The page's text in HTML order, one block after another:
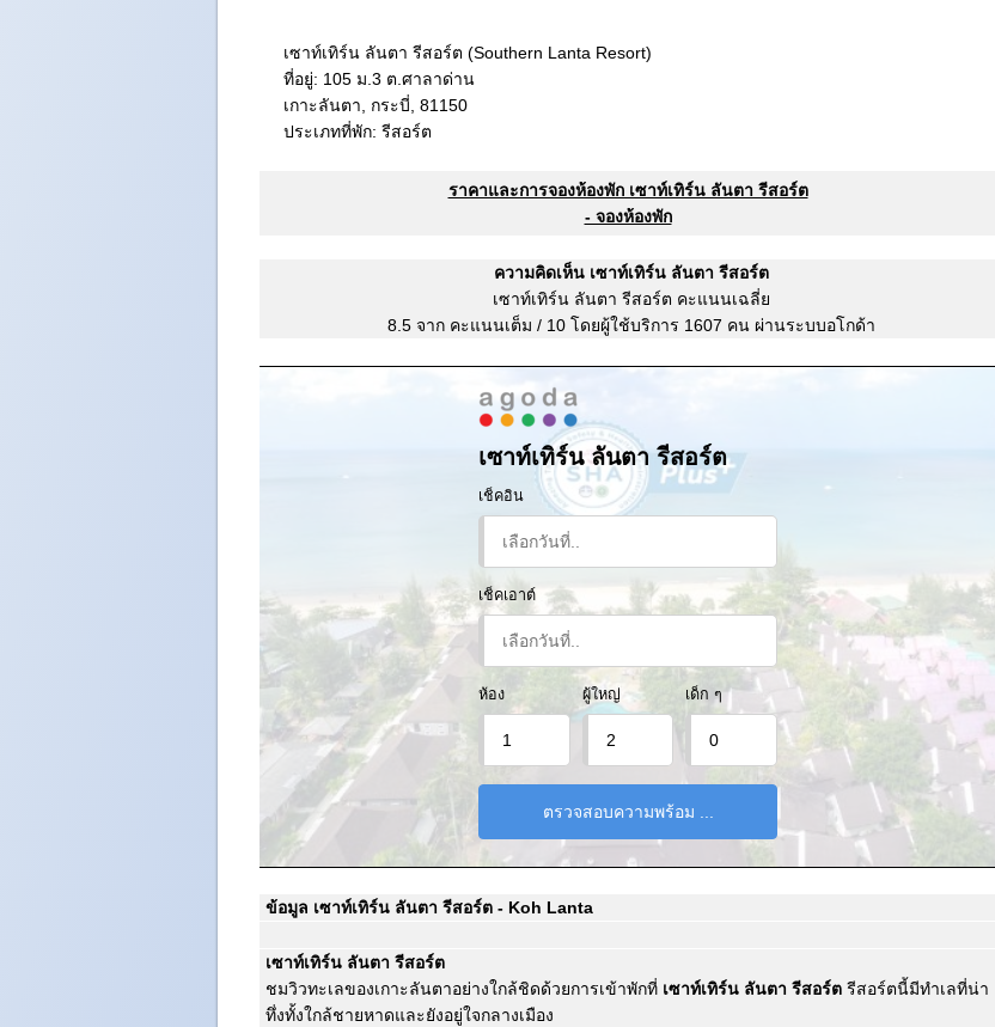
เซาท์เทิร์น ลันตา รีสอร์ต (Southern Lanta Resort)
ที่อยู่: 105 ม.3 ต.ศาลาด่าน
เกาะลันตา, กระบี่, 81150
ประเภทที่พัก: รีสอร์ต
ราคาและการจองห้องพัก เซาท์เทิร์น ลันตา รีสอร์ต
- จองห้องพัก
ความคิดเห็น เซาท์เทิร์น ลันตา รีสอร์ต
เซาท์เทิร์น ลันตา รีสอร์ต คะแนนเฉลี่ย
8.5 จาก คะแนนเต็ม / 10โดยผู้ใช้บริการ 1607 คน ผ่านระบบอโกด้า
เซาท์เทิร์น ลันตา รีสอร์ต
เช็คอิน
เช็คเอาต์
ห้อง ผู้ใหญ่ เด็ก ๆ
ข้อมูล เซาท์เทิร์น ลันตา รีสอร์ต - Koh Lanta
เซาท์เทิร์น ลันตา รีสอร์ต
ชมวิวทะเลของเกาะลันตาอย่างใกล้ชิดด้วยการเข้าพักที่ เซาท์เทิร์น ลันตา รีสอร์ต รีสอร์ตนี้มีทำเลที่น่า
ทึ่งทั้งใกล้ชายหาดและยังอยู่ใจกลางเมือง